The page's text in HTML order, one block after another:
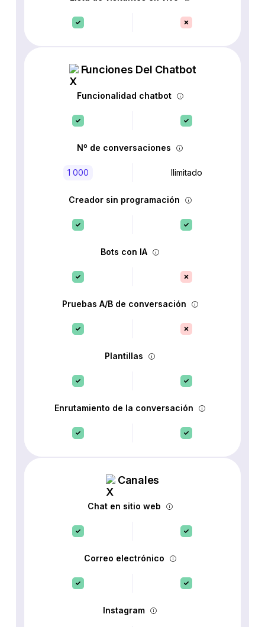
Funciones Del Chatbot
Funcionalidad chatbot
Nº de conversaciones
1 000 Ilimitado
Creador sin programación
Bots con IA
Pruebas A/B de conversación
Plantillas
Enrutamiento de la conversación
Canales
Chat en sitio web
Correo electrónico
Instagram